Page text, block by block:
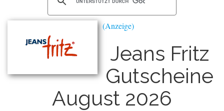
Jeans Fritz
Gutscheine
August 2026